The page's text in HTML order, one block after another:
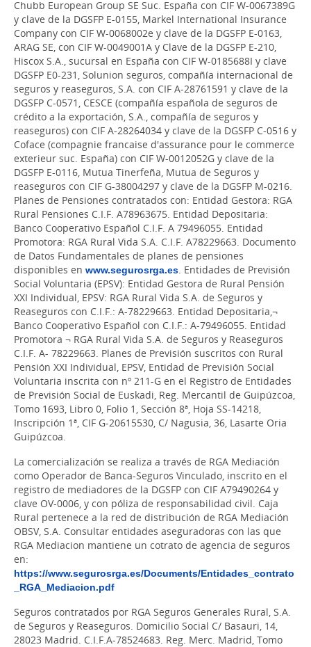
Chubb European Group SE Suc. España con CIF W-0067389G
y clave de la DGSFP E-0155, Markel International Insurance
Company con CIF W-0068002e y clave de la DGSFP E-0163,
ARAG SE, con CIF W-0049001A y Clave de la DGSFP E-210,
Hiscox S.A., sucursal en España con CIF W-0185688I y clave
DGSFP E0-231, Solunion seguros, compañía internacional de
seguros y reaseguros, S.A. con CIF A-28761591 y clave de la
DGSFP C-0571, CESCE (compañía española de seguros de
crédito a la exportación, S.A., compañía de seguros y
reaseguros) con CIF A-28264034 y clave de la DGSFP C-0516 y
Coface (compagnie francaise d'assurance pour le commerce
exterieur suc. España) con CIF W-0012052G y clave de la
DGSFP E-0116, Mutua Tinerfeña, Mutua de Seguros y
reaseguros con CIF G-38004297 y clave de la DGSFP M-0216.
Planes de Pensiones contratados con: Entidad Gestora: RGA
Rural Pensiones C.I.F. A78963675. Entidad Depositaria:
Banco Cooperativo Español C.I.F. A 79496055. Entidad
Promotora: RGA Rural Vida S.A. C.I.F. A78229663. Documento
de Datos Fundamentales de planes de pensiones
disponibles en www.segurosrga.es . Entidades de Previsión
Social Voluntaria (EPSV): Entidad Gestora de Rural Pensión
XXI Individual, EPSV: RGA Rural Vida S.A. de Seguros y
Reaseguros con C.I.F.: A-78229663. Entidad Depositaria,¬
Banco Cooperativo Español con C.I.F.: A-79496055. Entidad
Promotora ¬ RGA Rural Vida S.A. de Seguros y Reaseguros
C.I.F. A- 78229663. Planes de Previsión suscritos con Rural
Pensión XXI Individual, EPSV, Entidad de Previsión Social
Voluntaria inscrita con nº 211-G en el Registro de Entidades
de Previsión Social de Euskadi, Reg. Mercantil de Guipúzcoa,
Tomo 1693, Libro 0, Folio 1, Sección 8ª, Hoja SS-14218,
Inscripción 1ª, CIF G-20615530, C/ Nagusia, 36, Lasarte Oria
Guipúzcoa.
La comercialización se realiza a través de RGA Mediación
como Operador de Banca-Seguros Vinculado, inscrito en el
registro de mediadores de la DGSFP con CIF A79490264 y
clave OV-0006, y con póliza de responsabilidad civil. Caja
Rural pertenece a la red de distribución de RGA Mediación
OBSV, S.A. Consultar entidades aseguradoras con las que
RGA Mediacion mantiene un cotrato de agencia de seguros
en:
https://www.segurosrga.es/Documents/Entidades_contrato
_RGA_Mediacion.pdf
Seguros contratados por RGA Seguros Generales Rural, S.A.
de Seguros y Reaseguros. Domicilio Social C/ Basauri, 14,
28023 Madrid. C.I.F.A-78524683. Reg. Merc. Madrid, Tomo